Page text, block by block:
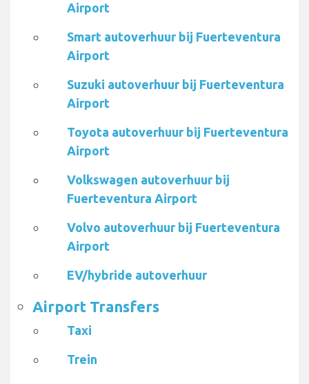
Airport
Smart autoverhuur bij Fuerteventura
Airport
Suzuki autoverhuur bij Fuerteventura
Airport
Toyota autoverhuur bij Fuerteventura
Airport
Volkswagen autoverhuur bij
Fuerteventura Airport
Volvo autoverhuur bij Fuerteventura
Airport
EV/hybride autoverhuur
Airport Transfers
Taxi
Trein